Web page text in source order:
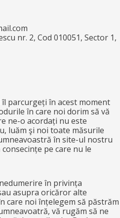
nr. 2, Cod 010051, Sector 1,
parcurgeți în acest moment
în care noi dorim să vă
ne-o acordați nu este
luăm şi noi toate măsurile
în site-ul nostru
pe care nu le
în privința
asupra oricăror alte
care noi înțelegem să păstrăm
vă rugăm să ne